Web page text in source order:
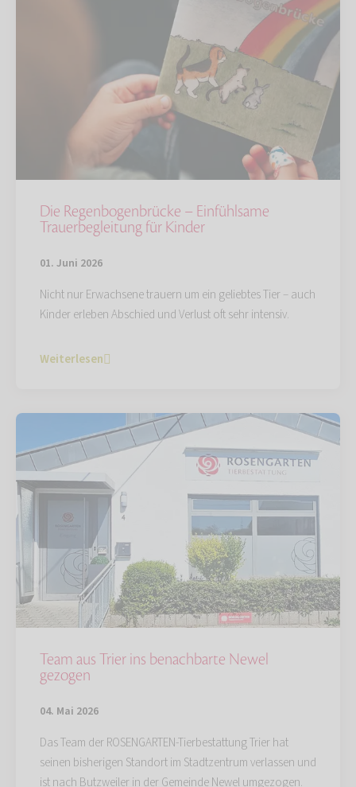
Die Regenbogenbrücke – Einfühlsame
Trauerbegleitung für Kinder
01. Juni 2026
Nicht nur Erwachsene trauern um ein geliebtes Tier – auch
Kinder erleben Abschied und Verlust oft sehr intensiv.
Weiterlesen
Team aus Trier ins benachbarte Newel
gezogen
04. Mai 2026
Das Team der ROSENGARTEN-Tierbestattung Trier hat
seinen bisherigen Standort im Stadtzentrum verlassen und
ist nach Butzweiler in der Gemeinde Newel umgezogen.